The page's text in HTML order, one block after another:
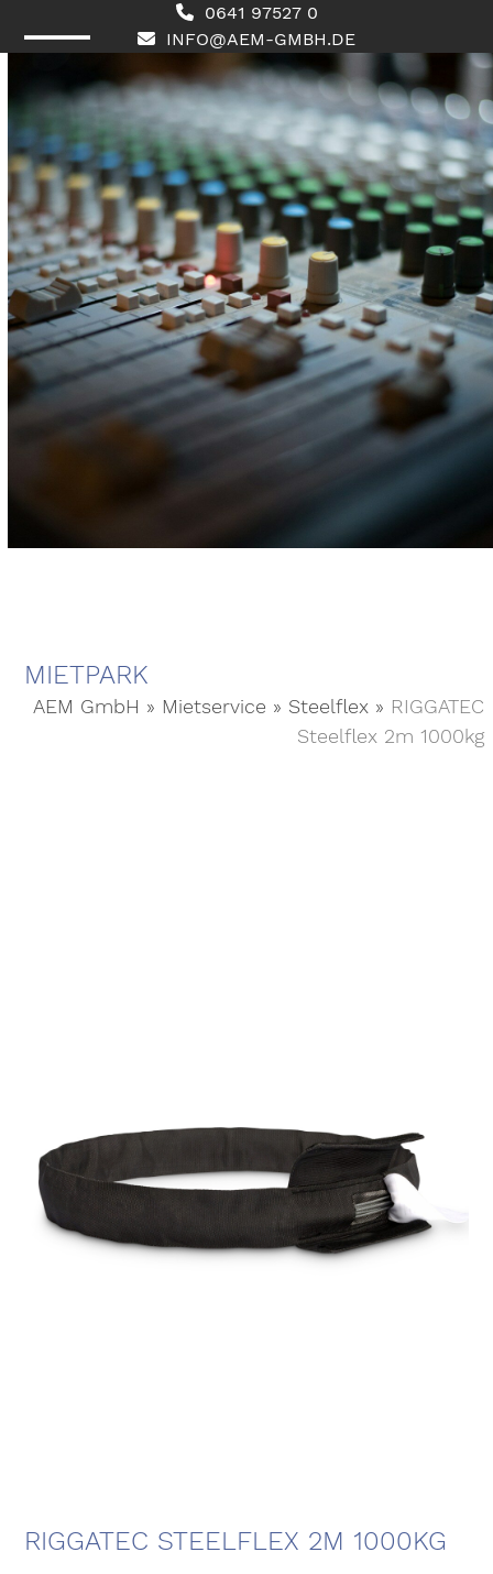
0641 97527 0
INFO@AEM-GMBH.DE
mobile
menu
mobile
menu
MIETPARK
AEM GmbH » Mietservice » Steelflex » RIGGATEC
Steelflex 2m 1000kg
RIGGATEC STEELFLEX 2M 1000KG